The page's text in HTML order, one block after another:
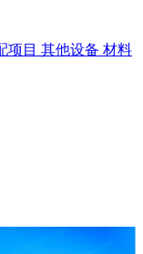
项目 其他设备 材料